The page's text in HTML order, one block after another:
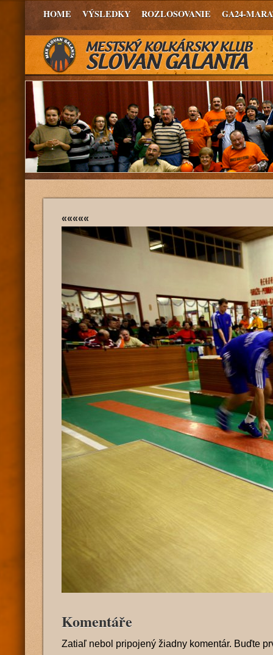
HOME VÝSLEDKY ROZLOSOVANIE GA24-
«««««
Komentáře
Zatiaľ nebol pripojený žiadny komentár. Buďte